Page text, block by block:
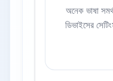
অনেক ভাষা
ডিভাইসের